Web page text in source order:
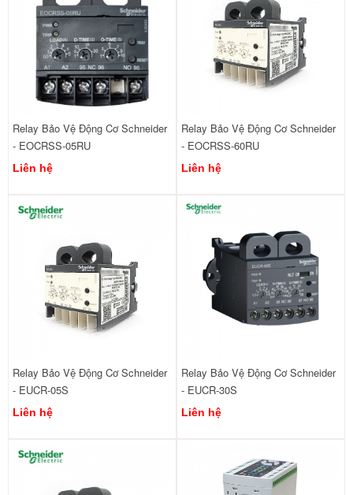
Relay Bảo Vệ Động Cơ Schneider
- EOCRSS-05RU
Liên hệ
Relay Bảo Vệ Động Cơ Schneider
- EOCRSS-60RU
Liên hệ
Relay Bảo Vệ Động Cơ Schneider
- EUCR-05S
Liên hệ
Relay Bảo Vệ Động Cơ Schneider
- EUCR-30S
Liên hệ